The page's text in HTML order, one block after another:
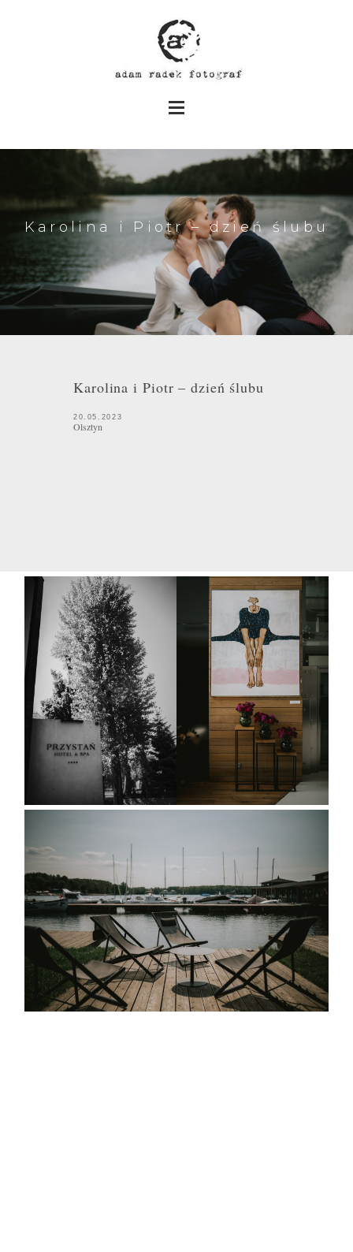
Karolina i Piotr – dzień ślubu
Karolina i Piotr – dzień ślubu
20.05.2023
Olsztyn